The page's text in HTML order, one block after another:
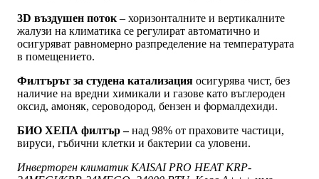
3D въздушен поток – хоризонталните и вертикалните
жалузи на климатика се регулират автоматично и
осигуряват равномерно разпределение на температурата
в помещението.
Филтърът за студена катализация осигурява чист, без
наличие на вредни химикали и газове като въглероден
оксид, амоняк, сероводород, бензен и формалдехиди.
БИО ХЕПА филтър –над 98% от праховите частици,
вируси, гъбични клетки и бактерии са уловени.
Инверторен климатик KAISAI PRO HEAT KRP-